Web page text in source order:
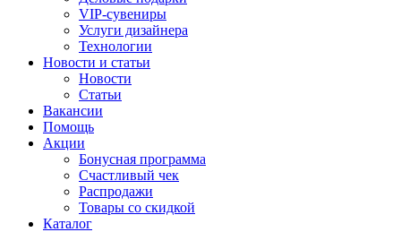
VIP-сувениры
Услуги дизайнера
Технологии
Новости и статьи
Новости
Статьи
Вакансии
Помощь
Акции
Бонусная программа
Счастливый чек
Распродажи
Товары со скидкой
Каталог